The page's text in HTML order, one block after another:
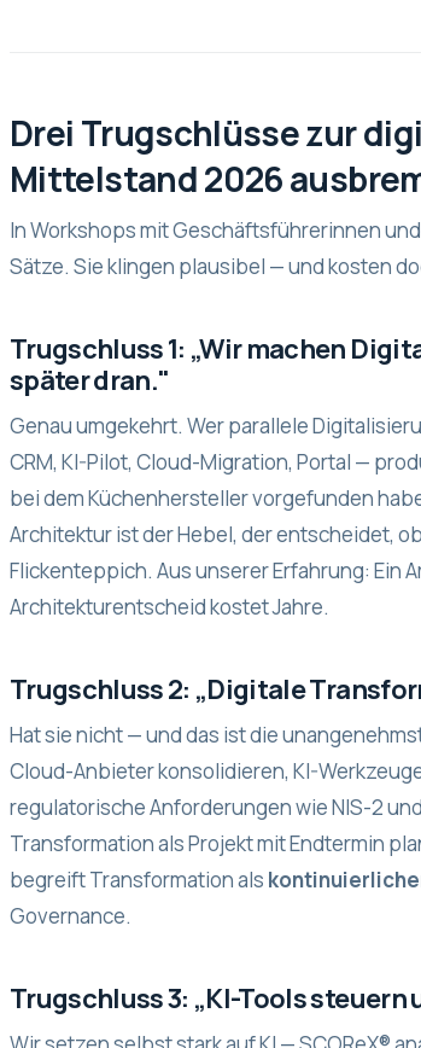
Drei Trugschlüsse zur
Mittelstand 2026
In Workshops mit Geschäftsführerinnen
Sätze. Sie klingen plausibel — und kosten
Trugschluss 1: „Wir machen
später dran."
Genau umgekehrt. Wer parallele
CRM, KI-Pilot, Cloud-Migration, Portal —
bei dem Küchenhersteller vorgefunden
Architektur istderHebel, der entscheidet,
Flickenteppich. Aus unserer Erfahrung: Ein
Architekturentscheid kostet Jahre.
Trugschluss 2: „Digitale
Hat sie nicht — und das ist die
Cloud-Anbieter konsolidieren, KI-
regulatorische Anforderungen wie NIS-2
Transformation als Projekt mit Endtermin
begreift Transformation als
Governance.
Trugschluss 3: „KI-Tools